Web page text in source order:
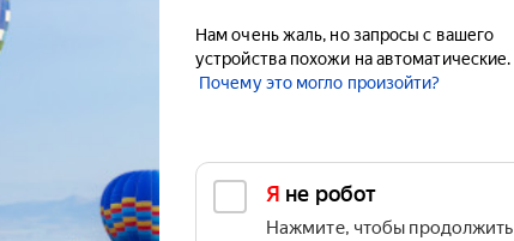
Нам очень жаль, но запросы с вашего
устройства похожи на автоматические.
Почему это могло произойти?
Я не робот
Нажмите, чтобы продолжить